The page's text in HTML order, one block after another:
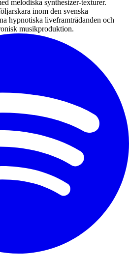
melodiska synthesizer-texturer.
inom den svenska
hypnotiska liveframträdanden och
musikproduktion.